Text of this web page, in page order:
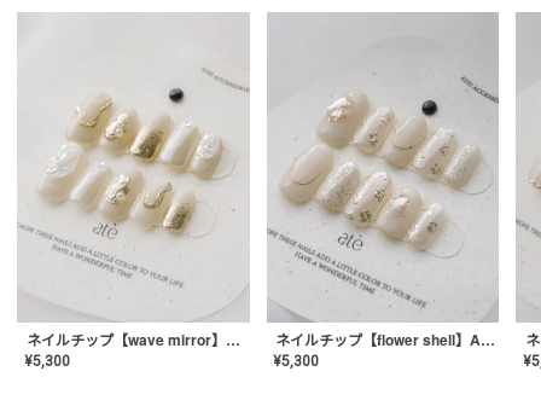
ネイルチップ【wave mirror】AE-CONA-04
¥5,300
ネイルチップ【flower shell】AE-CONA-03
¥5,300 ¥